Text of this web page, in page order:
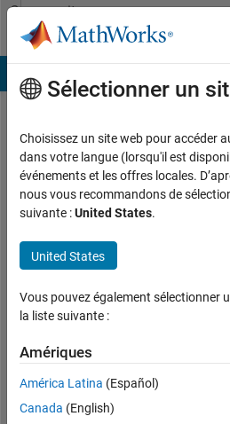
Passer au contenu
Community
Profile
Boris
Victoria
and
Museum
seen:
presque
y a
|
depuis
Sélectionner un
Choisissez un site web pour accéder
dans votre langue (lorsqu'il est
événements et les offres locales.
nous vous recommandons de
suivante :United States.
United States
Vous pouvez également sélectionner
la liste suivante :
Amériques
América Latina (Español)
Canada (English)